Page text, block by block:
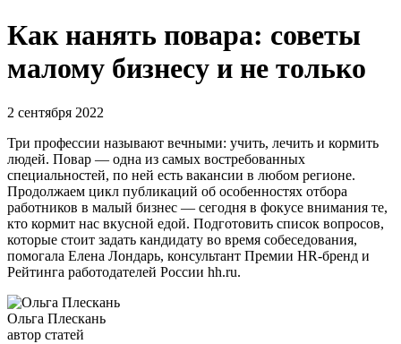
Как нанять повара: советы
малому бизнесу и не только
2 сентября 2022
Три профессии называют вечными: учить, лечить и кормить
людей. Повар — одна из самых востребованных
специальностей, по ней есть вакансии в любом регионе.
Продолжаем цикл публикаций об особенностях отбора
работников в малый бизнес — сегодня в фокусе внимания те,
кто кормит нас вкусной едой. Подготовить список вопросов,
которые стоит задать кандидату во время собеседования,
помогала Елена Лондарь, консультант Премии HR-бренд и
Рейтинга работодателей России hh.ru.
Ольга Плескань
автор статей